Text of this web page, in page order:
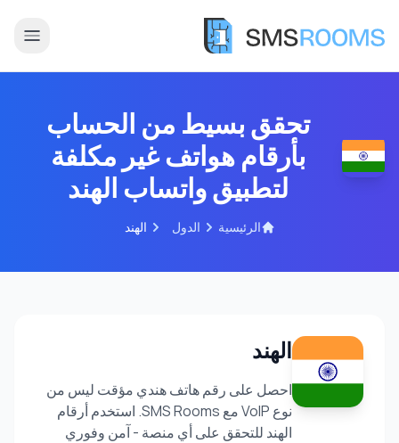
تحقق بسيط من الحساب
بأرقام هواتف غير مكلفة
لتطبيق واتساب الهند
الرئيسية الدول الهند
الهند
احصل على رقم هاتف هندي مؤقت ليس من
نوع VoIP مع SMS Rooms. استخدم أرقام
الهند للتحقق على أي منصة - آمن وفوري